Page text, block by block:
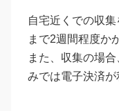
自宅近くでの収
まで2週間程度か
また、収集の場
みでは電子決済が